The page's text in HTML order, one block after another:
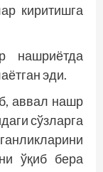
киритишга
нашриётда
эди.
аввал нашр
сўзларга
ўқиб бера